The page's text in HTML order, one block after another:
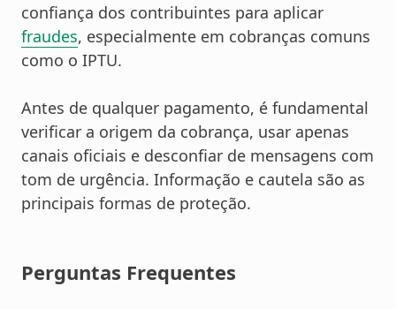
confiança dos contribuintes para aplicar
fraudes, especialmente em cobranças comuns
como o IPTU.
Antes de qualquer pagamento, é fundamental
verificar a origem da cobrança, usar apenas
canais oficiais e desconfiar de mensagens com
tom de urgência. Informação e cautela são as
principais formas de proteção.
Perguntas Frequentes